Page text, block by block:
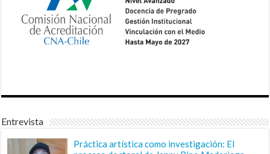
Entrevista
Práctica artística como investigación: El